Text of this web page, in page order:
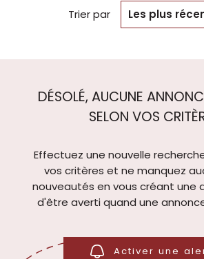
Trier par Les plus
DÉSOLÉ, AUCUNE
SELON VOS
Effectuez une nouvelle
vos critères et ne manquez
nouveautés en vous créant une
d'être averti quand une
Activer une